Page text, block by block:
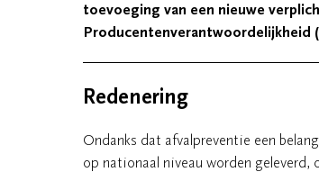
toevoeging van een nieuwe
Producentenverantwoordelijkheid
Redenering
Ondanks dat afvalpreventie een
op nationaal niveau worden